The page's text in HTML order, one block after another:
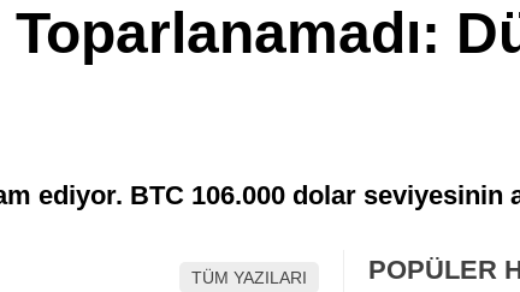
ediyor. BTC 106.000 dolar seviyesinin
TÜM YAZILARI POPÜLER